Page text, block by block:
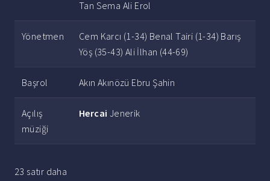
Tan Sema Ali Erol
Yönetmen
Cem Karcı (1-34) Benal Tairi (1-34) Barış
Yöş (35-43) Ali İlhan (44-69)
Başrol Akın Akınözü Ebru Şahin
Açılış
müziği
Hercai Jenerik
23 satır daha